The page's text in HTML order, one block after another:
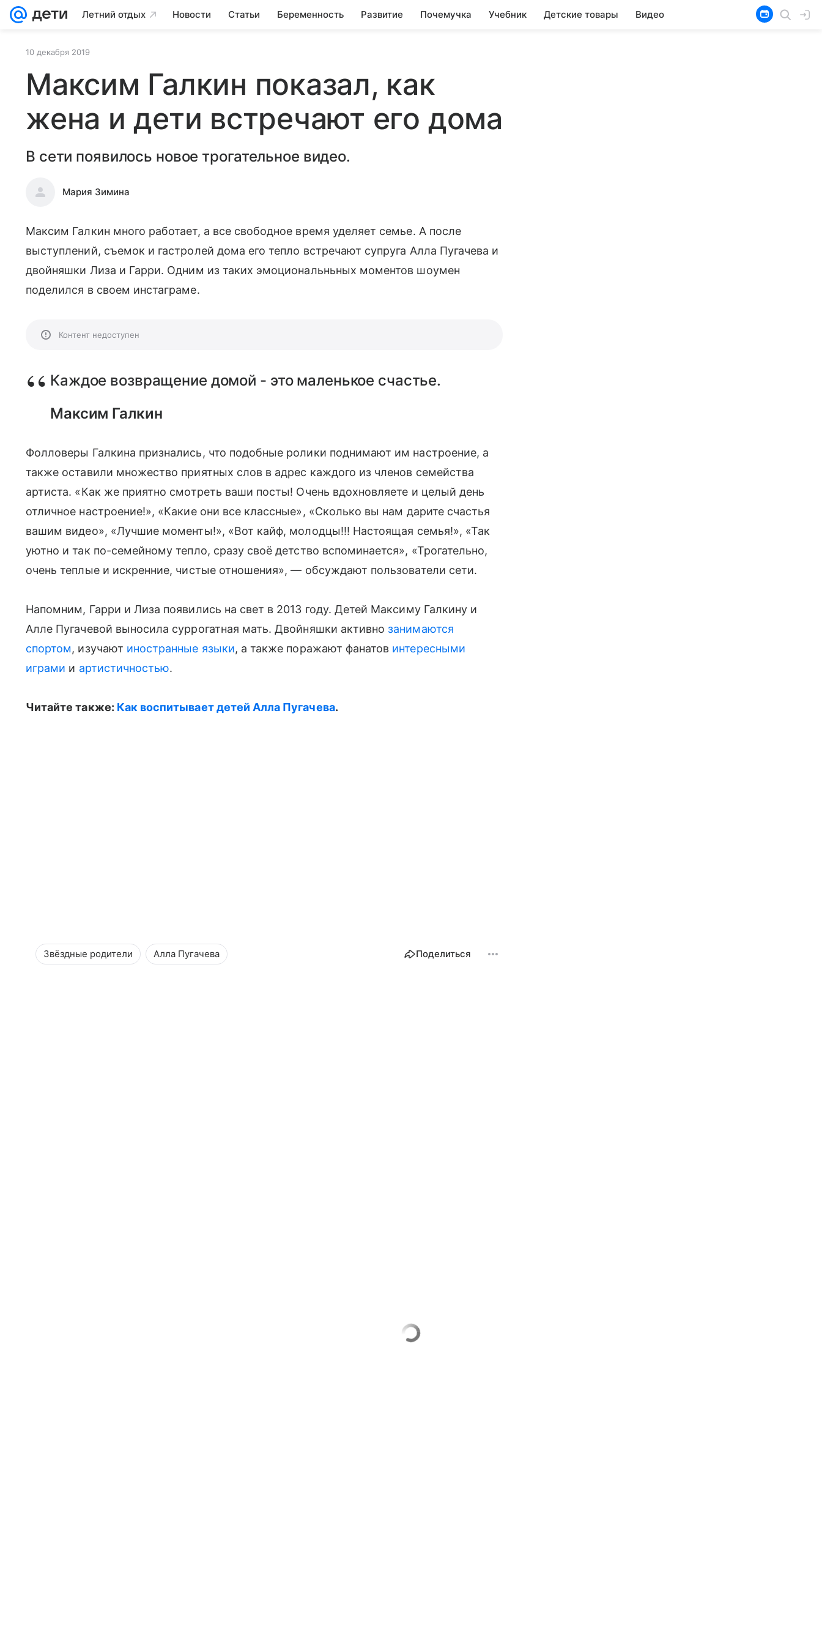
Летний отдых Новости Статьи Беременность Развитие Почемучка Учебник Детские товары Видео
10 декабря 2019
Максим Галкин показал, как
жена и дети встречают его дома
В сети появилось новое трогательное видео.
Мария Зимина
Максим Галкин много работает, а все свободное время уделяет семье. А после
выступлений, съемок и гастролей дома его тепло встречают супруга Алла Пугачева и
двойняшки Лиза и Гарри. Одним из таких эмоциональньных моментов шоумен
поделился в своем инстаграме.
Контент недоступен
Каждое возвращение домой - это маленькое счастье.
Максим Галкин
Фолловеры Галкина признались, что подобные ролики поднимают им настроение, а
также оставили множество приятных слов в адрес каждого из членов семейства
артиста. «Как же приятно смотреть ваши посты! Очень вдохновляете и целый день
отличное настроение!», «Какие они все классные», «Сколько вы нам дарите счастья
вашим видео», «Лучшие моменты!», «Вот кайф, молодцы!!! Настоящая семья!», «Так
уютно и так по-семейному тепло, сразу своё детство вспоминается», «Трогательно,
очень теплые и искренние, чистые отношения», — обсуждают пользователи сети.
Напомним, Гарри и Лиза появились на свет в 2013 году. Детей Максиму Галкину и
Алле Пугачевой выносила суррогатная мать. Двойняшки активно занимаются
спортом, изучают иностранные языки, а также поражают фанатов интересными
играми и артистичностью.
Читайте также: Как воспитывает детей Алла Пугачева.
Звёздные родители Алла Пугачева Поделиться